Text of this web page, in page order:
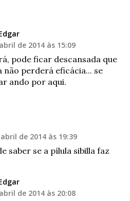
de 2014 às 15:09
pode ficar descansada que
não perderá eficácia... se
ando por aqui.
de 2014 às 19:39
saber se a pílula sibilla faz
de 2014 às 20:08